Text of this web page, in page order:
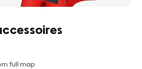
full map